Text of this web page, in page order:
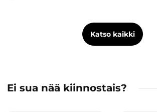
Katso kaikki
Ei sua nää kiinnostais?